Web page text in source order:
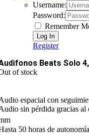
Username:
Password:
Remember
Register
Beats Solo
of stock
espacial con
sin pérdida gracias
50 horas de autonomía